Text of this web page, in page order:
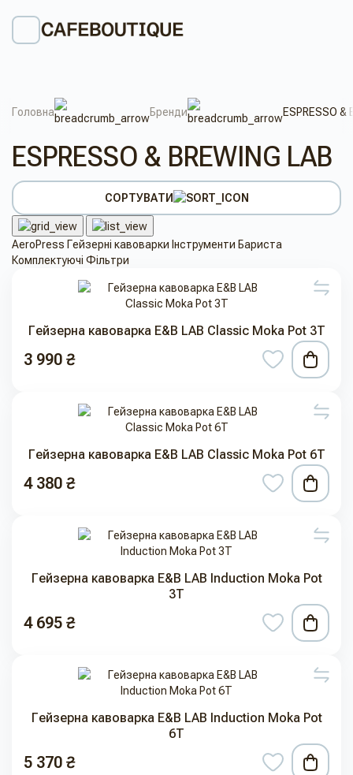
Головна Бренди ESPRESSO &
ESPRESSO & BREWING LAB
СОРТУВАТИ
AeroPress Гейзерні кавоварки Інструменти Бариста
Комплектуючі Фільтри
Гейзерна кавоварка E&B LAB Classic Moka Pot 3T
3 990 ₴
Гейзерна кавоварка E&B LAB Classic Moka Pot 6T
4 380 ₴
Гейзерна кавоварка E&B LAB Induction Moka Pot
3T
4 695 ₴
Гейзерна кавоварка E&B LAB Induction Moka Pot
6T
5 370 ₴